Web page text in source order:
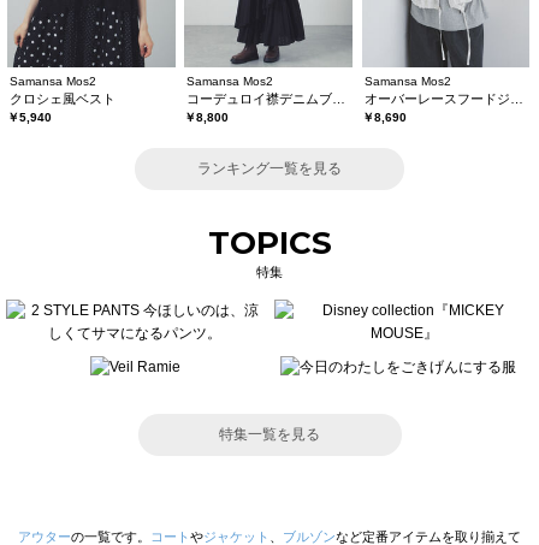
Samansa Mos2
クロシェ風ベスト
￥5,940
Samansa Mos2
￥8,800
Samansa Mos2
￥8,690
ランキング一覧を見る
TOPICS
特集
特集一覧を見る
アウターの一覧です。 コート やジャケット ブルゾンなど定番アイテムを取り揃えて